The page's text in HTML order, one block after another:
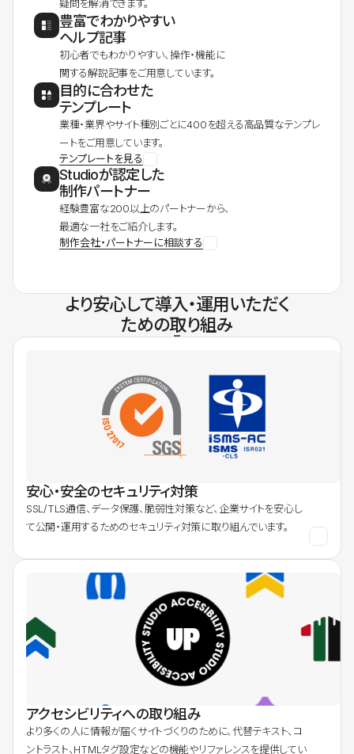
疑問を解消できます。
豊富でわかりやすい
ヘルプ記事
初心者でもわかりやすい、操作・機能に
関する解説記事をご用意しています。
目的に合わせた
テンプレート
業種・業界やサイト種別ごとに400を超える高品質なテンプレ
ートをご用意しています。
テンプレートを見る
Studioが認定した
制作パートナー
経験豊富な200以上のパートナーから、
最適な一社をご紹介します。
制作会社・パートナーに相談する
より安心して導入・運用いただく
ための取り組み
安心・安全のセキュリティ対策
SSL/TLS通信、データ保護、脆弱性対策など、企業サイトを安心し
て公開・運用するためのセキュリティ対策に取り組んでいます。
アクセシビリティへの取り組み
より多くの人に情報が届くサイトづくりのために、代替テキスト、コ
ントラスト、HTMLタグ設定などの機能やリファレンスを提供してい